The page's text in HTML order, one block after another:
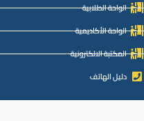
الواحة الطلابية
الواحة الأكاديمية
المكتبة الالكترونية
دليل الهاتف